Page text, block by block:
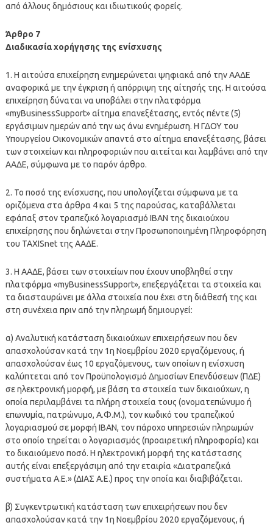
από άλλους δημόσιους και ιδιωτικούς φορείς.
Άρθρο 7
Διαδικασία χορήγησης της ενίσχυσης
1. Η αιτούσα επιχείρηση ενημερώνεται ψηφιακά από την ΑΑΔΕ
αναφορικά με την έγκριση ή απόρριψη της αίτησής της. Η αιτούσα
επιχείρηση δύναται να υποβάλει στην πλατφόρμα
«myBusinessSupport» αίτημα επανεξέτασης, εντός πέντε (5)
εργάσιμων ημερών από την ως άνω ενημέρωση. Η ΓΔΟΥ του
Υπουργείου Οικονομικών απαντά στο αίτημα επανεξέτασης, βάσει
των στοιχείων και πληροφοριών που αιτείται και λαμβάνει από την
ΑΑΔΕ, σύμφωνα με το παρόν άρθρο.
2. Το ποσό της ενίσχυσης, που υπολογίζεται σύμφωνα με τα
οριζόμενα στα άρθρα 4 και 5 της παρούσας, καταβάλλεται
εφάπαξ στον τραπεζικό λογαριασμό ΙΒΑΝ της δικαιούχου
επιχείρησης που δηλώνεται στην Προσωποποιημένη Πληροφόρηση
του TAXISnet της ΑΑΔΕ.
3. Η ΑΑΔΕ, βάσει των στοιχείων που έχουν υποβληθεί στην
πλατφόρμα «myBusinessSupport», επεξεργάζεται τα στοιχεία και
τα διασταυρώνει με άλλα στοιχεία που έχει στη διάθεσή της και
στη συνέχεια πριν από την πληρωμή δημιουργεί:
α) Αναλυτική κατάσταση δικαιούχων επιχειρήσεων που δεν
απασχολούσαν κατά την 1η Νοεμβρίου 2020 εργαζόμενους, ή
απασχολούσαν έως 10 εργαζόμενους, των οποίων η ενίσχυση
καλύπτεται από τον Προϋπολογισμό Δημοσίων Επενδύσεων (ΠΔΕ)
σε ηλεκτρονική μορφή, με βάση τα στοιχεία των δικαιούχων, η
οποία περιλαμβάνει τα πλήρη στοιχεία τους (ονοματεπώνυμο ή
επωνυμία, πατρώνυμο, Α.Φ.Μ.), τον κωδικό του τραπεζικού
λογαριασμού σε μορφή IBAN, τον πάροχο υπηρεσιών πληρωμών
στο οποίο τηρείται ο λογαριασμός (προαιρετική πληροφορία) και
το δικαιούμενο ποσό. Η ηλεκτρονική μορφή της κατάστασης
αυτής είναι επεξεργάσιμη από την εταιρία «Διατραπεζικά
συστήματα Α.Ε.» (ΔΙΑΣ Α.Ε.) προς την οποία και διαβιβάζεται.
β) Συγκεντρωτική κατάσταση των επιχειρήσεων που δεν
απασχολούσαν κατά την 1η Νοεμβρίου 2020 εργαζόμενους, ή